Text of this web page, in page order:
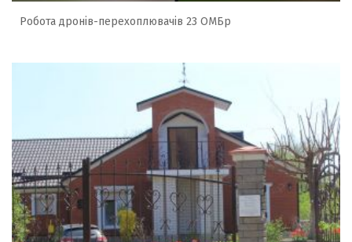
Робота дронів-перехоплювачів 23 ОМБр